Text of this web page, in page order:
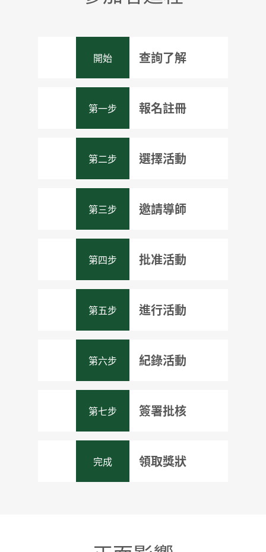
查詢了解
開始
AYP是一個自我挑戰、自發
參與的餘閒活動計劃，因
必須清楚瞭解AYP的特色及
基本規條，詳細考慮活動
計劃是否適合自己。參加
者可於本網站找到相關資
料，亦可向總辦事處／各
執行處查詢計劃內容。此
外，個別執行處可能有特
定的招募對象，參加者也
應多加瞭解，選擇參加一
報名註冊
第一步
開展AYP需首先透過認可執
行處購買一本紀錄簿，所
錄簿上，方被認可；而參
加者在獲簽發紀錄簿前所
進行的活動，不能算作獎
章活動。參加者在報名參
與獎勵計劃時，必須清楚
填報個人資料，此等資料
如有任何更改，必須盡快
通知所屬執行處，以便有
需要時聯絡之用。
選擇活動
第二步
你可根據獎勵計劃手冊內
的指引，按個人興趣及能
的活動以作評核項目。除
野外鍛鍊科外，你可透過
自行策劃、自行研習的方
式來完成科別活動的要
求。你如在不同章級的某
個科別進行同一項活動
（例：在銅、銀章級的康
樂體育科中選擇以空手道
作評核項目），必須在較
定程度的進步。
邀請導師
第三步
你所進行的活動，如屬個
別機構設定的訓練課程，
任指導工作，並在活動前
通知執行處／支部負責
人；如屬自行策劃的活
動，則導師人選須經執行
處／支部批准。至於評核
的工作需由具資格的人士
擔任，一般來說，銅、銀
章的評核工作會由該活動
的導師兼任，故此學員在
批准活動
第四步
銅、銀章級參加者在選擇
合適活動並邀請導師擔任
執行處／支部的要求，提
交口頭／書面計劃書，說
明將要進行的活動的內容
及預算進度，這活動進度
表及預期達到的水準是按
個人的時間分配及對該活
動的認識程度而釐定的，
委員會。活動計劃獲得執
進行活動
第五步
你可按照自己擬定的活動
計劃進行活動，並與評核
動的進度及個人表現。
紀錄活動
第六步
你需紀錄活動之詳細內容
及實際進度，在活動完結
責人評核。
簽署批核
第七步
你在活動完結後，須將紀
錄簿交予導師及評核員簽
領取獎狀
完成